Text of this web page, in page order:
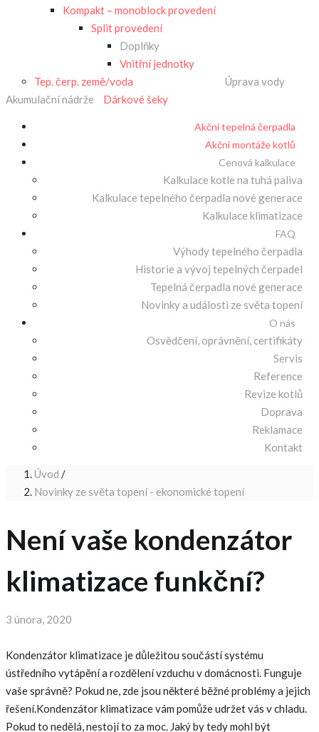
Kompakt – monoblock provedení
Split provedení
Doplňky
Vnitřní jednotky
Tep. čerp. země/voda
Úprava vody
Akumulační nádrže
Dárkové šeky
Akční tepelná čerpadla
Akční montáže kotlů
Cenová kalkulace
Kalkulace kotle na tuhá paliva
Kalkulace tepelného čerpadla nové generace
Kalkulace klimatizace
FAQ
Výhody tepelného čerpadla
Historie a vývoj tepelných čerpadel
Tepelná čerpadla nové generace
Novinky a události ze světa topení
O nás
Osvědčení, oprávnění, certifikáty
Servis
Reference
Revize kotlů
Doprava
Reklamace
Kontakt
Úvod /
Novinky ze světa topení - ekonomické topení
Není vaše kondenzátor
klimatizace funkční?
Posted
3 února, 2020
Kondenzátor klimatizace je důležitou součástí systému
ústředního vytápění a rozdělení vzduchu v domácnosti. Funguje
vaše správně? Pokud ne, zde jsou některé běžné problémy a jejich
řešení.Kondenzátor klimatizace vám pomůže udržet vás v chladu.
Pokud to nedělá, nestojí to za moc. Jaký by tedy mohl být